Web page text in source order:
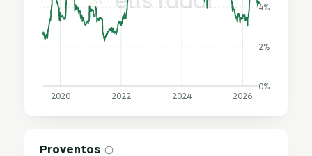
0%
2%
4%
2020 2022 2024 2026
Proventos